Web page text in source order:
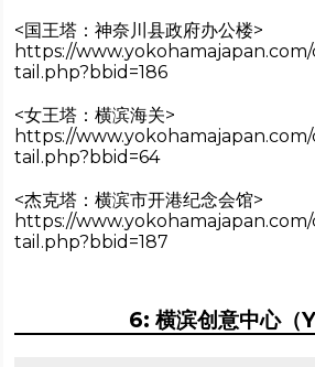
<国王塔：神奈川县政府办公楼>
https://
tail.php?bbid=186
<女王塔：横滨海关>
https://
tail.php?bbid=64
<杰克塔：横滨市开港纪念会馆>
https://
tail.php?bbid=187
6: 横滨创意中心（